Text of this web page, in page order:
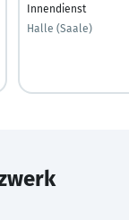
Innendienst
Halle (Saale)